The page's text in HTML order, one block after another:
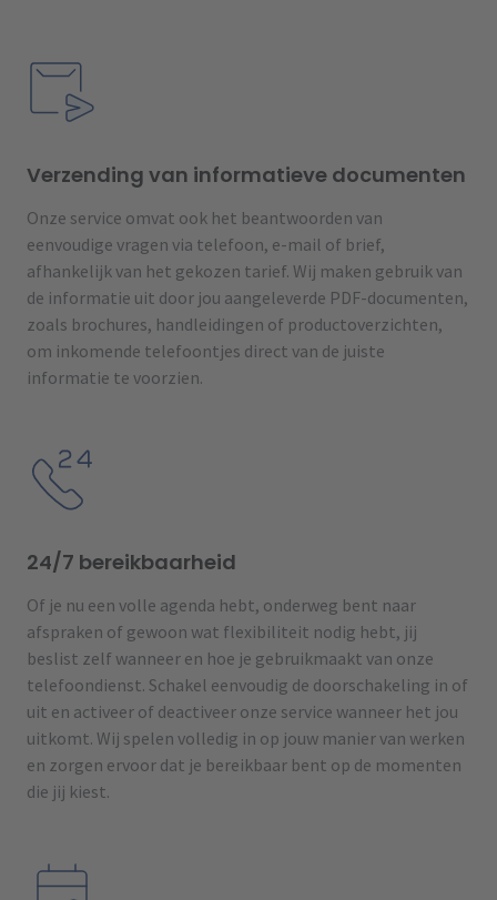
Verzending van informatieve documenten
Onze service omvat ook het beantwoorden van
eenvoudige vragen via telefoon, e-mail of brief,
afhankelijk van het gekozen tarief. Wij maken gebruik van
de informatie uit door jou aangeleverde PDF-documenten,
zoals brochures, handleidingen of productoverzichten,
om inkomende telefoontjes direct van de juiste
informatie te voorzien.
24/7 bereikbaarheid
Of je nu een volle agenda hebt, onderweg bent naar
afspraken of gewoon wat flexibiliteit nodig hebt, jij
beslist zelf wanneer en hoe je gebruikmaakt van onze
telefoondienst. Schakel eenvoudig de doorschakeling in of
uit en activeer of deactiveer onze service wanneer het jou
uitkomt. Wij spelen volledig in op jouw manier van werken
en zorgen ervoor dat je bereikbaar bent op de momenten
die jij kiest.